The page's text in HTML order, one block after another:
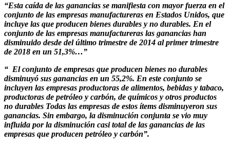
“Esta caída de las ganancias se manifiesta con mayor fuerza en el
conjunto de las empresas manufactureras en Estados Unidos, que
incluye las que producen bienes durables y no durables. En el
conjunto de las empresas manufactureras las ganancias han
disminuido desde del último trimestre de 2014 al primer trimestre
de 2018 en un 51,3%…”
“ El conjunto de empresas que producen bienes no durables
disminuyó sus ganancias en un 55,2%. En este conjunto se
incluyen las empresas productoras de alimentos, bebidas y tabaco,
productoras de petróleo y carbón, de químicos y otros productos
no durables Todas las empresas de estos ítems disminuyeron sus
ganancias. Sin embargo, la disminución conjunta se vio muy
influida por la disminución casi total de las ganancias de las
empresas que producen petróleo y carbón”.